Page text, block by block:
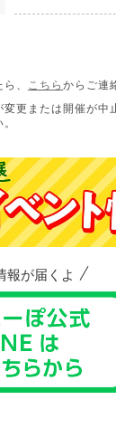
、 こちら からご連
更または開催が中
報が届くよ